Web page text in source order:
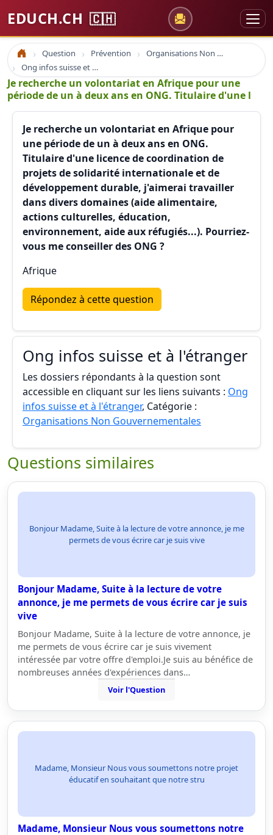
EDUCH.CH 🇨🇭
Accueil Question Prévention
Organisations Non Gouvernementales
Ong infos suisse et à l'étranger
Je recherche un volontariat en Afrique pour une
période de un à deux ans en ONG. Titulaire d'une l
Je recherche un volontariat en Afrique pour
une période de un à deux ans en ONG.
Titulaire d'une licence de coordination de
projets de solidarité internationale et de
développement durable, j'aimerai travailler
dans divers domaines (aide alimentaire,
actions culturelles, éducation,
environnement, aide aux réfugiés...). Pourriez-
vous me conseiller des ONG ?
Afrique
Répondez à cette question
Ong infos suisse et à l'étranger
Les dossiers répondants à la question sont
accessible en cliquant sur les liens suivants : Ong
infos suisse et à l'étranger, Catégorie :
Organisations Non Gouvernementales
Questions similaires
Bonjour Madame, Suite à la lecture de votre annonce, je me
permets de vous écrire car je suis vive
Bonjour Madame, Suite à la lecture de votre
annonce, je me permets de vous écrire car je suis
vive
Bonjour Madame, Suite à la lecture de votre annonce, je
me permets de vous écrire car je suis vivement
intéressée par votre offre d'emploi.Je suis au bénéfice de
nombreuses années d'expériences dans…
Voir l'Question
Madame, Monsieur Nous vous soumettons notre projet
éducatif en souhaitant que notre stru
Madame, Monsieur Nous vous soumettons notre